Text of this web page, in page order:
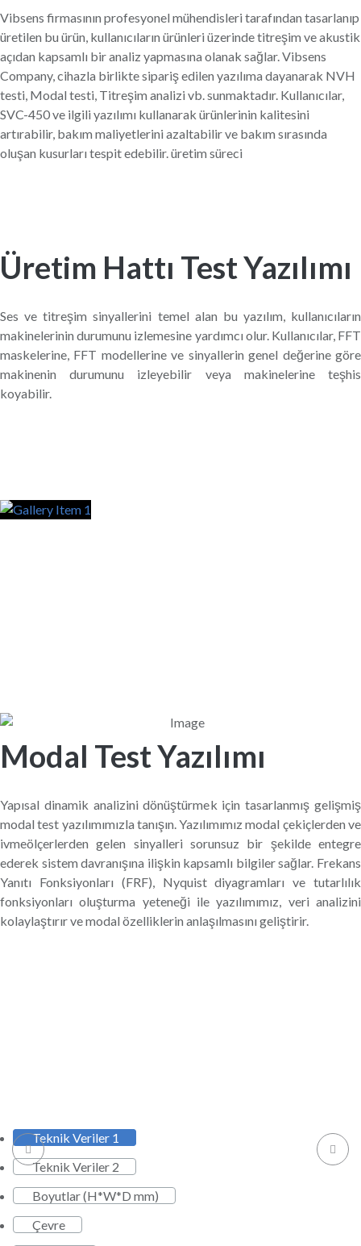
Vibsens firmasının profesyonel mühendisleri tarafından tasarlanıp
üretilen bu ürün, kullanıcıların ürünleri üzerinde titreşim ve akustik
açıdan kapsamlı bir analiz yapmasına olanak sağlar. Vibsens
Company, cihazla birlikte sipariş edilen yazılıma dayanarak NVH
testi, Modal testi, Titreşim analizi vb. sunmaktadır. Kullanıcılar,
SVC-450 ve ilgili yazılımı kullanarak ürünlerinin kalitesini
artırabilir, bakım maliyetlerini azaltabilir ve bakım sırasında
oluşan kusurları tespit edebilir. üretim süreci
Üretim Hattı Test Yazılımı
Ses ve titreşim sinyallerini temel alan bu yazılım, kullanıcıların
makinelerinin durumunu izlemesine yardımcı olur. Kullanıcılar, FFT
maskelerine, FFT modellerine ve sinyallerin genel değerine göre
makinenin durumunu izleyebilir veya makinelerine teşhis
koyabilir.
Modal Test Yazılımı
Yapısal dinamik analizini dönüştürmek için tasarlanmış gelişmiş
modal test yazılımımızla tanışın. Yazılımımız modal çekiçlerden ve
ivmeölçerlerden gelen sinyalleri sorunsuz bir şekilde entegre
ederek sistem davranışına ilişkin kapsamlı bilgiler sağlar. Frekans
Yanıtı Fonksiyonları (FRF), Nyquist diyagramları ve tutarlılık
fonksiyonları oluşturma yeteneği ile yazılımımız, veri analizini
kolaylaştırır ve modal özelliklerin anlaşılmasını geliştirir.
Teknik Veriler 1
Teknik Veriler 2
Boyutlar (H*W*D mm)
Çevre